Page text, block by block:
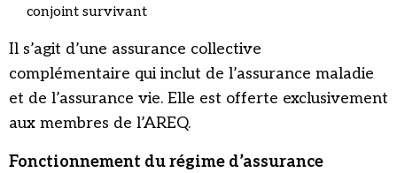
conjoint survivant
Il s’agit d’une assurance collective
complémentaire qui inclut de l’assurance maladie
et de l’assurance vie. Elle est offerte exclusivement
aux membres de l’AREQ.
Fonctionnement du régime d’assurance